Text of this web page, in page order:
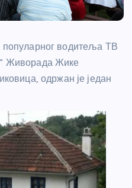
водитеља ТВ
Живорада Жике
одржан је један